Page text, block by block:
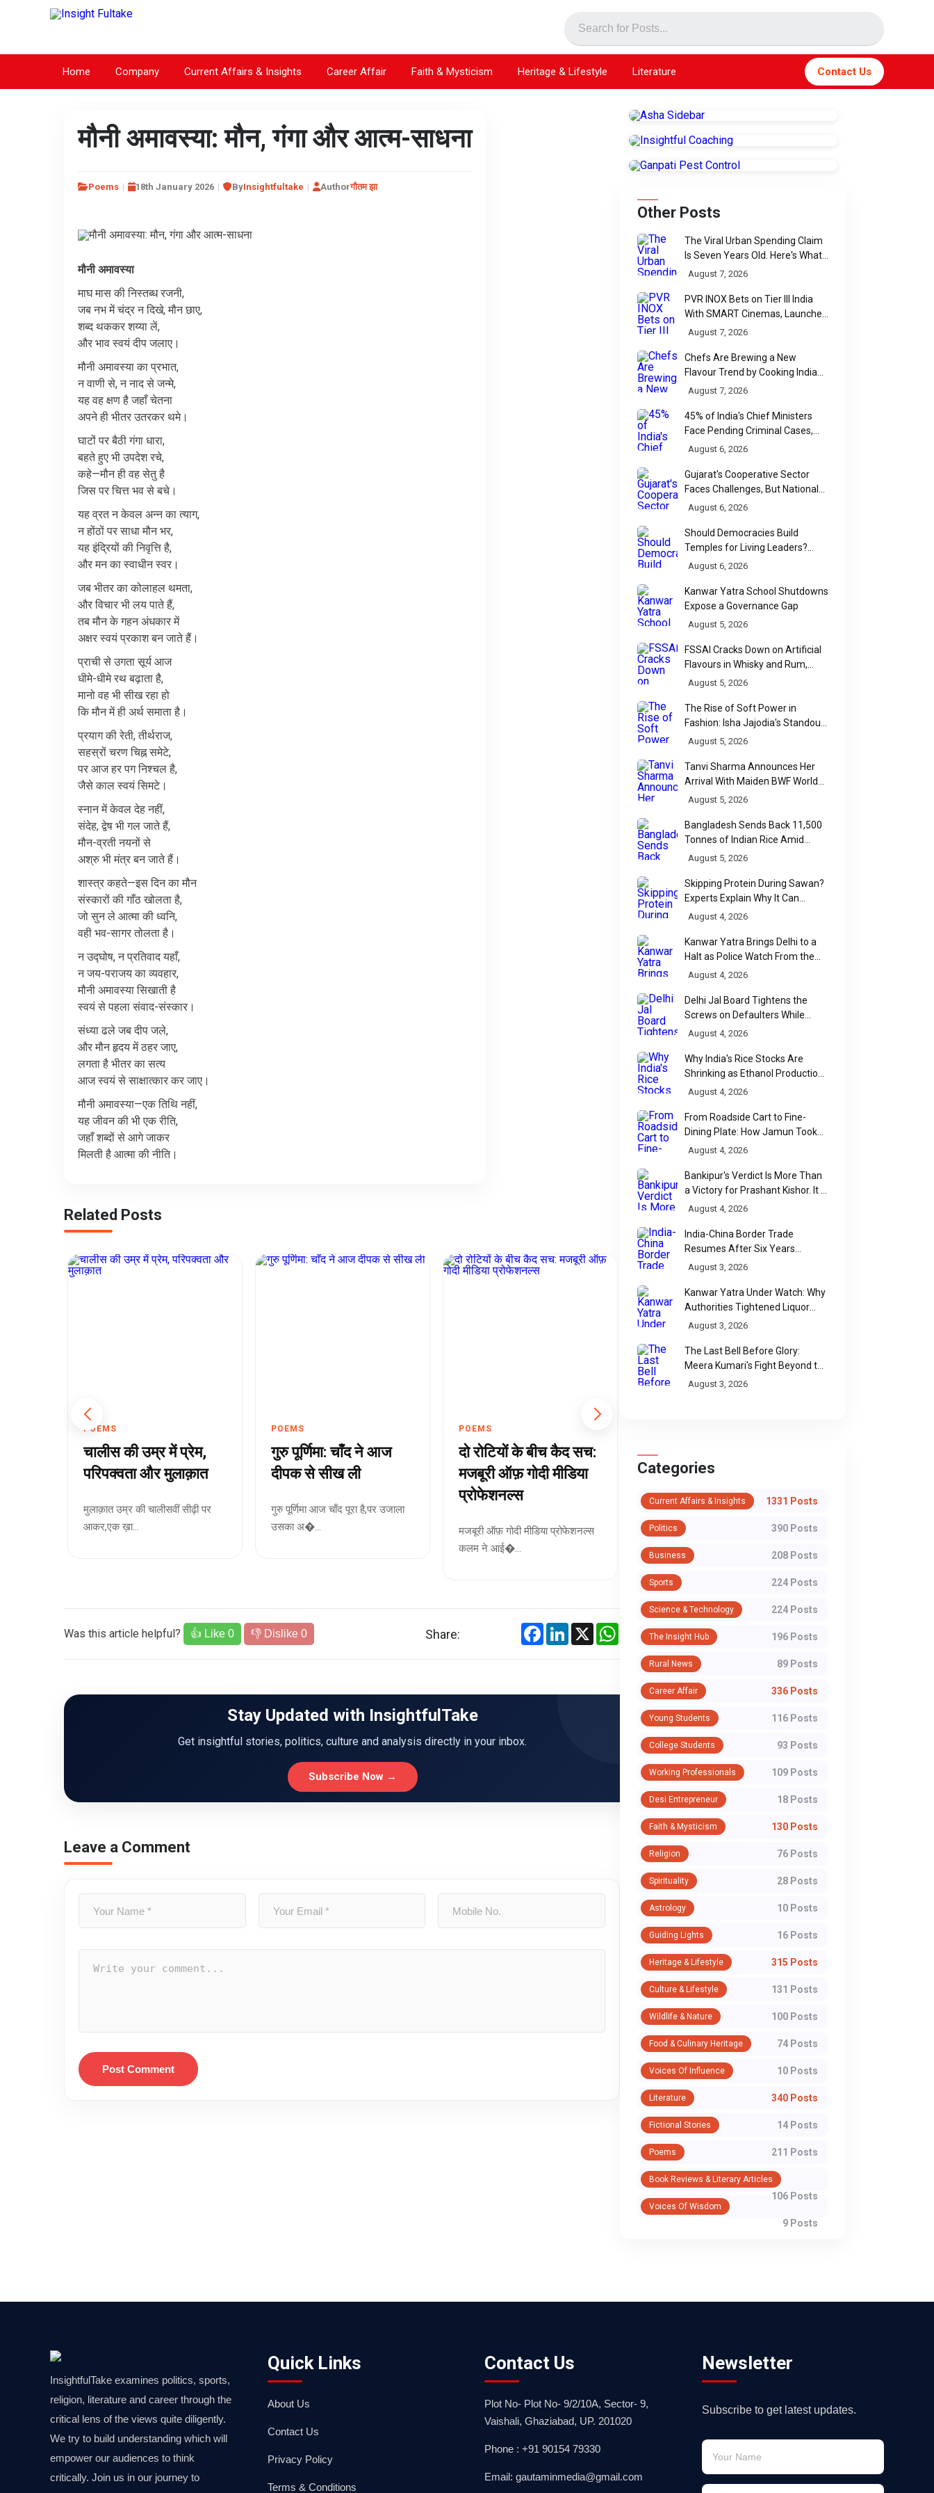
Home Company Current Affairs & Insights Career Affair Faith & Mysticism Heritage & Lifestyle Literature Contact Us
मौनी अमावस्या: मौन, गंगा और आत्म-साधना
Poems 18th January 2026 ByInsightfultake Authorगौतम झा
मौनी अमावस्या
माघ मास की निस्तब्ध रजनी,
जब नभ में चंद्र न दिखे,मौन छाए,
शब्द थककर शय्या लें,
और भाव स्वयं दीप जलाए।
मौनी अमावस्या का प्रभात,
न वाणी से,न नाद से जन्मे,
यह वह क्षण है जहाँ चेतना
अपने ही भीतर उतरकर थमे।
घाटों पर बैठी गंगा धारा,
बहते हुए भी उपदेश रचे,
कहे—मौन ही वह सेतु है
जिस पर चित्त भव से बचे।
यह व्रत न केवल अन्न का त्याग,
न होंठों पर साधा मौन भर,
यह इंद्रियों की निवृत्ति है,
और मन का स्वाधीन स्वर।
जब भीतर का कोलाहल थमता,
और विचार भी लय पाते हैं,
तब मौन के गहन अंधकार में
अक्षर स्वयं प्रकाश बन जाते हैं।
प्राची से उगता सूर्य आज
धीमे-धीमे रथ बढ़ाता है,
मानो वह भी सीख रहा हो
कि मौन में ही अर्थ समाता है।
प्रयाग की रेती,तीर्थराज,
सहस्रों चरण चिह्न समेटे,
पर आज हर पग निश्चल है,
जैसे काल स्वयं सिमटे।
स्नान में केवल देह नहीं,
संदेह,द्वेष भी गल जाते हैं,
मौन-व्रती नयनों से
अश्रु भी मंत्र बन जाते हैं।
शास्त्र कहते—इस दिन का मौन
संस्कारों की गाँठ खोलता है,
जो सुन ले आत्मा की ध्वनि,
वही भव-सागर तोलता है।
न उद्घोष,न प्रतिवाद यहाँ,
न जय-पराजय का व्यवहार,
मौनी अमावस्या सिखाती है
स्वयं से पहला संवाद-संस्कार।
संध्या ढले जब दीप जले,
और मौन हृदय में ठहर जाए,
लगता है भीतर का सत्य
आज स्वयं से साक्षात्कार कर जाए।
मौनी अमावस्या—एक तिथि नहीं,
यह जीवन की भी एक रीति,
जहाँ शब्दों से आगे जाकर
मिलती है आत्मा की नीति।
Related Posts
POEMS
चालीस की उम्र में प्रेम,
परिपक्वता और मुलाक़ात
मुलाक़ात उम्र की चालीसवीं सीढ़ी पर
आकर,एक ख़ा...
POEMS
गुरु पूर्णिमा: चाँद ने आज
दीपक से सीख ली
गुरु पूर्णिमा आज चाँद पूरा है,पर उजाला
उसका अ�...
POEMS
दो रोटियों के बीच कैद सच:
मजबूरी ऑफ़ गोदी मीडिया
प्रोफेशनल्स
मजबूरी ऑफ़ गोदी मीडिया प्रोफेशनल्स
कलम ने आई�...
जब लाठी लोकतंत्र से बड़ी
हो जाए: जंतर मंतर की पीड़ा
लाठी लोकतंत्र जब लाठी लोकतंत्र से
बड़ी हो ज...
Was this article helpful? 👍 Like 0 👎 Dislike 0 Share: FacebookLinkedIn
X WhatsApp
Stay Updated with InsightfulTake
Get insightful stories, politics, culture and analysis directly in your inbox.
Subscribe Now →
Leave a Comment
Post Comment
Other Posts
The Viral Urban Spending Claim
Is Seven Years Old. Here's What
Parliament Actually Found
August 7, 2026
PVR INOX Bets on Tier III India
With SMART Cinemas, Launches
New Multiplex Format
August 7, 2026
Chefs Are Brewing a New
Flavour Trend by Cooking Indian
Food With Beer
August 7, 2026
45% of India's Chief Ministers
Face Pending Criminal Cases,
Affidavit Analysis Shows
August 6, 2026
Gujarat's Cooperative Sector
Faces Challenges, But National
Data Tells a More Nuanced Story
August 6, 2026
Should Democracies Build
Temples for Living Leaders?
Bihar's Modi Temple Proposal
August 6, 2026
Kanwar Yatra School Shutdowns
Expose a Governance Gap
August 5, 2026
FSSAI Cracks Down on Artificial
Flavours in Whisky and Rum,
Industry Faces Fresh Regulatory
August 5, 2026
The Rise of Soft Power in
Fashion: Isha Jajodia's Standout
Show at India Couture Week
August 5, 2026
Tanvi Sharma Announces Her
Arrival With Maiden BWF World
Tour Title
August 5, 2026
Bangladesh Sends Back 11,500
Tonnes of Indian Rice Amid
Quality Dispute at Chittagong
August 5, 2026
Skipping Protein During Sawan?
Experts Explain Why It Can
Backfire
August 4, 2026
Kanwar Yatra Brings Delhi to a
Halt as Police Watch From the
Sidelines
August 4, 2026
Delhi Jal Board Tightens the
Screws on Defaulters While
Linking Sewage Payments to
August 4, 2026
Why India's Rice Stocks Are
Shrinking as Ethanol Production
Accelerates
August 4, 2026
From Roadside Cart to Fine-
Dining Plate: How Jamun Took
Over India's Monsoon Menus
August 4, 2026
Bankipur's Verdict Is More Than
a Victory for Prashant Kishor. It Is
Bihar's Political Wake-Up Call
August 4, 2026
India-China Border Trade
Resumes After Six Years
Through Historic Himalayan
August 3, 2026
Kanwar Yatra Under Watch: Why
Authorities Tightened Liquor
Shop Checks Along Pilgrimage
August 3, 2026
The Last Bell Before Glory:
Meera Kumari's Fight Beyond the
Scorecard
August 3, 2026
Categories
Current Affairs & Insights 1331 Posts
Politics 390 Posts
Business 208 Posts
Sports 224 Posts
Science & Technology 224 Posts
The Insight Hub 196 Posts
Rural News 89 Posts
Career Affair 336 Posts
Young Students 116 Posts
College Students 93 Posts
Working Professionals 109 Posts
Desi Entrepreneur 18 Posts
Faith & Mysticism 130 Posts
Religion 76 Posts
Spirituality 28 Posts
Astrology 10 Posts
Guiding Lights 16 Posts
Heritage & Lifestyle 315 Posts
Culture & Lifestyle 131 Posts
Wildlife & Nature 100 Posts
Food & Culinary Heritage 74 Posts
Voices Of Influence 10 Posts
Literature 340 Posts
Fictional Stories 14 Posts
Poems 211 Posts
Book Reviews & Literary Articles
106 Posts
Voices Of Wisdom
9 Posts
InsightfulTake examines politics, sports,
religion, literature and career through the
critical lens of the views quite diligently.
We try to build understanding which will
empower our audiences to think
critically. Join us in our journey to
Quick Links
About Us
Contact Us
Privacy Policy
Terms & Conditions
Contact Us
Plot No- Plot No- 9/2/10A, Sector- 9,
Vaishali, Ghaziabad, UP. 201020
Phone : +91 90154 79330
Email: gautaminmedia@gmail.com
Newsletter
Subscribe to get latest updates.